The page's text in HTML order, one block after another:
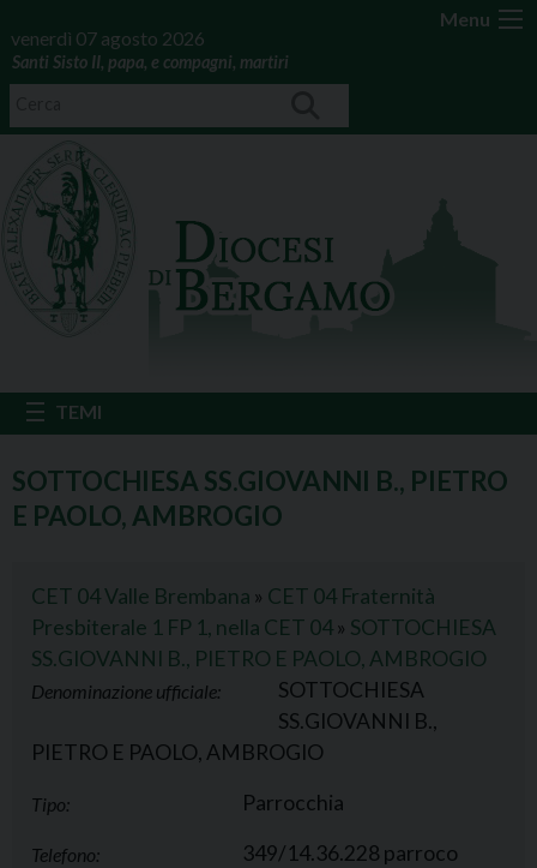
Menu
venerdì 07 agosto 2026
Santi Sisto II, papa, e compagni, martiri
SOTTOCHIESA SS.GIOVANNI B., PIETRO
E PAOLO, AMBROGIO
CET 04 Valle Brembana » CET 04 Fraternità
Presbiterale 1 FP 1, nella CET 04» SOTTOCHIESA
SS.GIOVANNI B., PIETRO E PAOLO, AMBROGIO
Denominazione ufficiale:
SOTTOCHIESA
SS.GIOVANNI B.,
PIETRO E PAOLO, AMBROGIO
Tipo: Parrocchia
Telefono: 349/14.36.228 parroco